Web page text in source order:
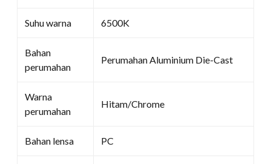
Suhu warna 6500K
Bahan
perumahan
Perumahan Aluminium Die-Cast
Warna
perumahan
Hitam/Chrome
Bahan lensa PC